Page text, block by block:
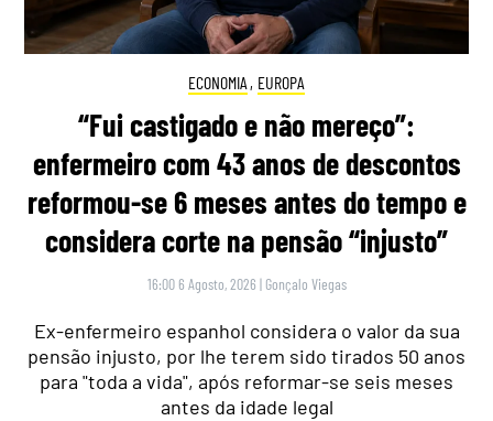
ECONOMIA , EUROPA
“Fui castigado e não mereço”:
enfermeiro com 43 anos de descontos
reformou-se 6 meses antes do tempo e
considera corte na pensão “injusto”
16:00 6 Agosto, 2026 | Gonçalo Viegas
Ex-enfermeiro espanhol considera o valor da sua
pensão injusto, por lhe terem sido tirados 50 anos
para "toda a vida", após reformar-se seis meses
antes da idade legal